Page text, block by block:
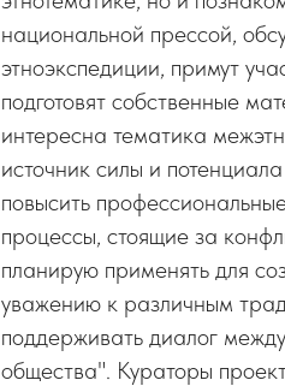
национальной прессой,
этноэкспедиции, примут
подготовят собственные
интересна тематика
источник силы и
повысить
процессы, стоящие за
планирую применять для
уважению к различным
поддерживать диалог
общества". Кураторы